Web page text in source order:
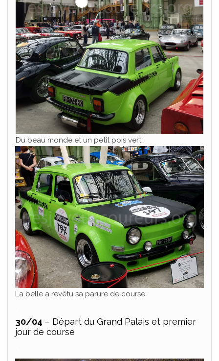
Du beau monde et un petit pois vert…
La belle a revêtu sa parure de course
30/04 – Départ du Grand Palais et premier
jour de course